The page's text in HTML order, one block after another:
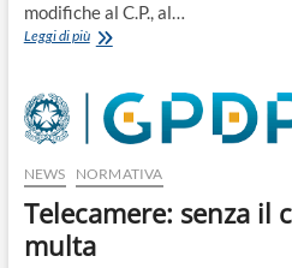
modifiche al C.P., al…
Leggi di piùModifiche
penale,
codice
procedura
penale,
all’ordinamento
giudiziario
NEWS NORMATIVA
Telecamere: senza il
multa